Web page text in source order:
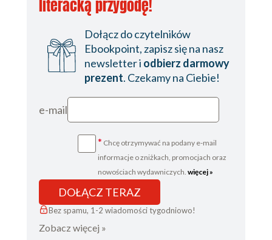
literacką przygodę!
Dołącz do czytelników
Ebookpoint, zapisz się na nasz
newsletter i odbierz darmowy
prezent. Czekamy na Ciebie!
e-mail
* Chcę otrzymywać na podany e-mail
informacje o zniżkach, promocjach oraz
nowościach wydawniczych. więcej »
DOŁĄCZ TERAZ
Bez spamu, 1-2 wiadomości tygodniowo!
Zobacz więcej »